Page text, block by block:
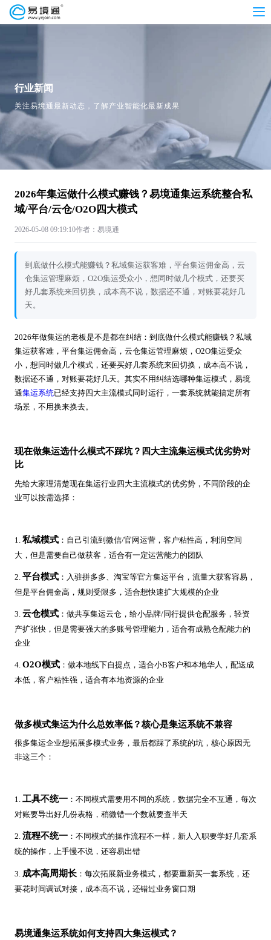
行业新闻
关注易境通最新动态，了解产业智能化最新成果
2026年集运做什么模式赚钱？易境通集运系统整合私
域/平台/云仓/O2O四大模式
2026-05-08 09:19:10作者：易境通
到底做什么模式能赚钱？私域集运获客难，平台集运佣金高，云
仓集运管理麻烦，O2O集运受众小，想同时做几个模式，还要买
好几套系统来回切换，成本高不说，数据还不通，对账要花好几
天。
2026年做集运的老板是不是都在纠结：到底做什么模式能赚钱？私域
集运获客难，平台集运佣金高，云仓集运管理麻烦，O2O集运受众
小，想同时做几个模式，还要买好几套系统来回切换，成本高不说，
数据还不通，对账要花好几天。其实不用纠结选哪种集运模式，易境
通集运系统已经支持四大主流模式同时运行，一套系统就能搞定所有
场景，不用换来换去。
现在做集运选什么模式不踩坑？四大主流集运模式优劣势对
比
先给大家理清楚现在集运行业四大主流模式的优劣势，不同阶段的企
业可以按需选择：
1. 私域模式 ：自己引流到微信/官网运营，客户粘性高，利润空间
大，但是需要自己做获客，适合有一定运营能力的团队
2. 平台模式 ：入驻拼多多、淘宝等官方集运平台，流量大获客容易，
但是平台佣金高，规则受限多，适合想快速扩大规模的企业
3. 云仓模式 ：做共享集运云仓，给小品牌/同行提供仓配服务，轻资
产扩张快，但是需要强大的多账号管理能力，适合有成熟仓配能力的
企业
4. O2O模式 ：做本地线下自提点，适合小B客户和本地华人，配送成
本低，客户粘性强，适合有本地资源的企业
做多模式集运为什么总效率低？核心是集运系统不兼容
很多集运企业想拓展多模式业务，最后都踩了系统的坑，核心原因无
非这三个：
1. 工具不统一 ：不同模式需要用不同的系统，数据完全不互通，每次
对账要导出好几份表格，稍微错一个数就要查半天
2. 流程不统一 ：不同模式的操作流程不一样，新人入职要学好几套系
统的操作，上手慢不说，还容易出错
3. 成本高周期长 ：每次拓展新业务模式，都要重新买一套系统，还
要花时间调试对接，成本高不说，还错过业务窗口期
易境通集运系统如何支持四大集运模式？